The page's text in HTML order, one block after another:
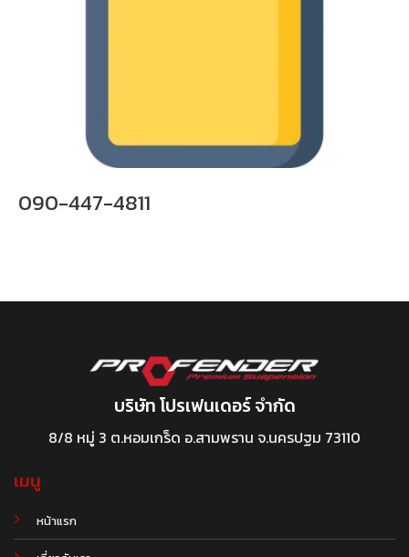
090-447-4811
บริษัท โปรเฟนเดอร์ จำกัด
8/8 หมู่ 3 ต.หอมเกร็ด อ.สามพราน จ.นครปฐม 73110
เมนู
หน้าแรก